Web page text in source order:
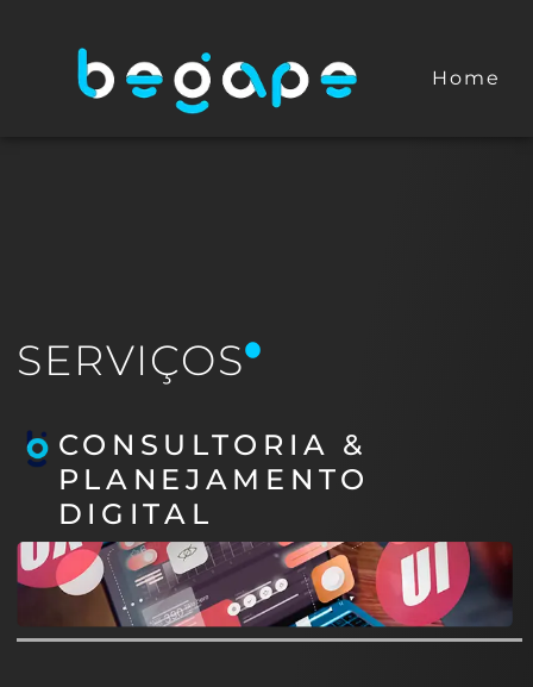
Home
SERVIÇOS
CONSULTORIA &
PLANEJAMENTO
DIGITAL